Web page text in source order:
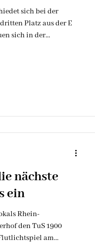
sich bei der
Platz aus der E
sich in der
nächste
ein
Rhein-
den TuS 1900
am